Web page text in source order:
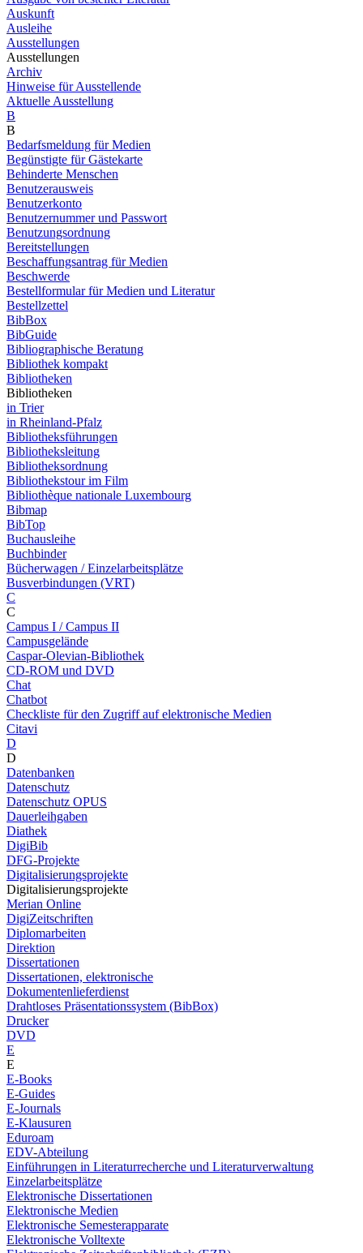
Auskunft
Ausleihe
Ausstellungen
Ausstellungen
Archiv
Hinweise für Ausstellende
Aktuelle Ausstellung
B
B
Bedarfsmeldung für Medien
Begünstigte für Gästekarte
Behinderte Menschen
Benutzerausweis
Benutzerkonto
Benutzernummer und Passwort
Benutzungsordnung
Bereitstellungen
Beschaffungsantrag für Medien
Beschwerde
Bestellformular für Medien und Literatur
Bestellzettel
BibBox
BibGuide
Bibliographische Beratung
Bibliothek kompakt
Bibliotheken
Bibliotheken
in Trier
in Rheinland-Pfalz
Bibliotheksführungen
Bibliotheksleitung
Bibliotheksordnung
Bibliothekstour im Film
Bibliothèque nationale Luxembourg
Bibmap
BibTop
Buchausleihe
Buchbinder
Bücherwagen / Einzelarbeitsplätze
Busverbindungen (VRT)
C
C
Campus I / Campus II
Campusgelände
Caspar-Olevian-Bibliothek
CD-ROM und DVD
Chat
Chatbot
Checkliste für den Zugriff auf elektronische Medien
Citavi
D
D
Datenbanken
Datenschutz
Datenschutz OPUS
Dauerleihgaben
Diathek
DigiBib
DFG-Projekte
Digitalisierungsprojekte
Digitalisierungsprojekte
Merian Online
DigiZeitschriften
Diplomarbeiten
Direktion
Dissertationen
Dissertationen, elektronische
Dokumentenlieferdienst
Drahtloses Präsentationssystem (BibBox)
Drucker
DVD
E
E
E-Books
E-Guides
E-Journals
E-Klausuren
Eduroam
EDV-Abteilung
Einführungen in Literaturrecherche und Literaturverwaltung
Einzelarbeitsplätze
Elektronische Dissertationen
Elektronische Medien
Elektronische Semesterapparate
Elektronische Volltexte